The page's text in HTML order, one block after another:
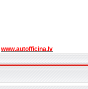
www.autofficina.lv